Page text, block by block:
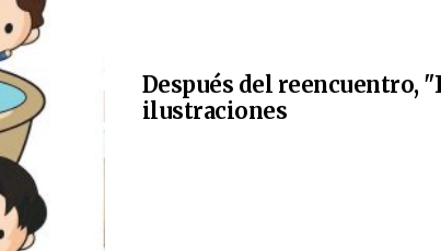
Después del reencuentro,
ilustraciones